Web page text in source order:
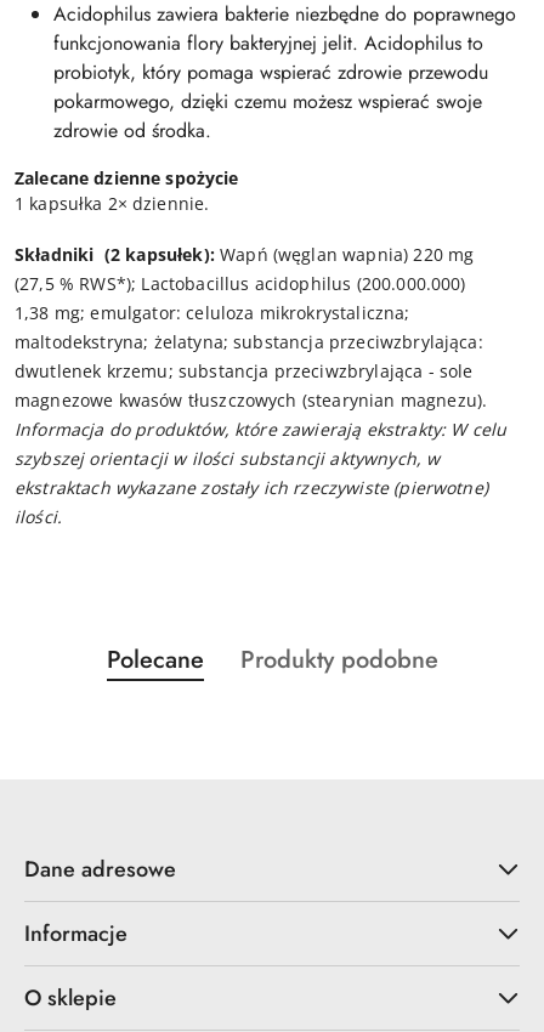
Acidophilus zawiera bakterie niezbędne do poprawnego
funkcjonowania flory bakteryjnej jelit. Acidophilus to
probiotyk, który pomaga wspierać zdrowie przewodu
pokarmowego, dzięki czemu możesz wspierać swoje
zdrowie od środka.
Zalecane dzienne spożycie
1 kapsułka 2× dziennie.
Składniki (2 kapsułek):Wapń (węglan wapnia) 220 mg
(27,5 % RWS*); Lactobacillus acidophilus (200.000.000)
1,38 mg; emulgator: celuloza mikrokrystaliczna;
maltodekstryna; żelatyna; substancja przeciwzbrylająca:
dwutlenek krzemu; substancja przeciwzbrylająca - sole
magnezowe kwasów tłuszczowych (stearynian magnezu).
Informacja do produktów, które zawierają ekstrakty: W celu
szybszej orientacji w ilości substancji aktywnych, w
ekstraktach wykazane zostały ich rzeczywiste (pierwotne)
ilości.
Pomiń karuzelę produktów
Produkty
o
Polecane
Produkty
Produkty podobne
Dane adresowe
Informacje
O sklepie